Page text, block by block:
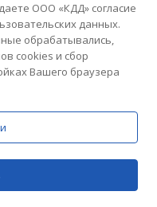
Поиск
ООО «КДД» согласие
данных.
обрабатывались,
cookies и сбор
Вашего браузера